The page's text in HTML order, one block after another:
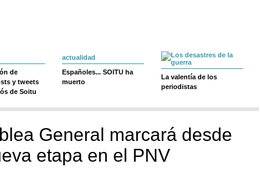
de
y tweets
de Soitu
actualidad
Españoles... SOITU ha
muerto
La valentía de los
periodistas
General marcará desde
etapa en el PNV